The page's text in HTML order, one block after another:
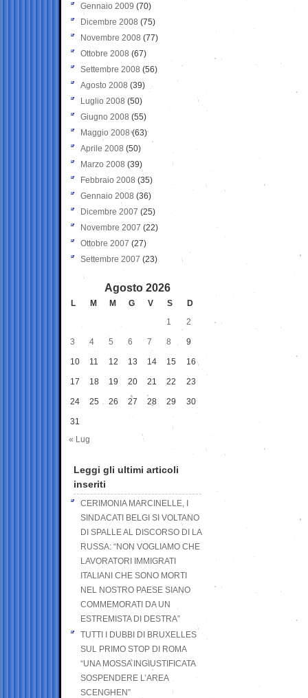
Gennaio 2009 (70)
Dicembre 2008 (75)
Novembre 2008 (77)
Ottobre 2008 (67)
Settembre 2008 (56)
Agosto 2008 (39)
Luglio 2008 (50)
Giugno 2008 (55)
Maggio 2008(63)
Aprile 2008 (50)
Marzo 2008 (39)
Febbraio 2008 (35)
Gennaio 2008 (36)
Dicembre 2007 (25)
Novembre 2007 (22)
Ottobre 2007 (27)
Settembre 2007 (23)
Agosto 2026
L M M G V S
D
1
2
3 4 5 6 7 8 9
10 11 12 13 14 15 16
17 18 19 20 21 22 23
24 25 26 27 28 29 30
31
« Lug
Leggi gli ultimi articoli
inseriti
CERIMONIA MARCINELLE, I
SINDACATI BELGI SI VOLTANO
DI SPALLE AL DISCORSO DI LA
RUSSA: “NON VOGLIAMO CHE
LAVORATORI IMMIGRATI
ITALIANI CHE SONO MORTI
NEL NOSTRO PAESE SIANO
COMMEMORATI DA UN
ESTREMISTA DI DESTRA”
TUTTI I DUBBI DI BRUXELLES
SUL PRIMO STOP DI ROMA
“UNA MOSSA INGIUSTIFICATA
SOSPENDERE L’AREA
SCENGHEN”